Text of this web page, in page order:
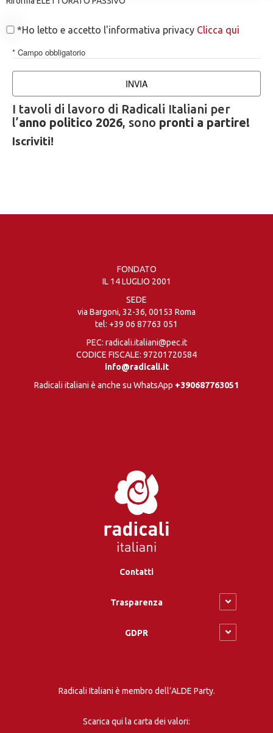
*Ho letto e accetto l'informativa privacy Clicca qui
* Campo obbligatorio
INVIA
I tavoli di lavoro di Radicali Italiani per
l’anno politico 2026, sono pronti a partire!
Iscriviti!
FONDATO
IL 14 LUGLIO 2001
SEDE
via Bargoni, 32-36, 00153 Roma
tel: +39 06 87763 051
PEC: radicali.italiani@pec.it
CODICE FISCALE: 97201720584
info@radicali.it
Radicali italiani è anche su WhatsApp +390687763051
Contatti
Trasparenza
GDPR
Radicali Italiani è membro dell’ALDE Party.
Scarica qui la carta dei valori: